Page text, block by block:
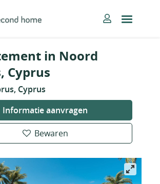
in Noord
Cyprus
Cyprus
Informatie aanvragen
Bewaren